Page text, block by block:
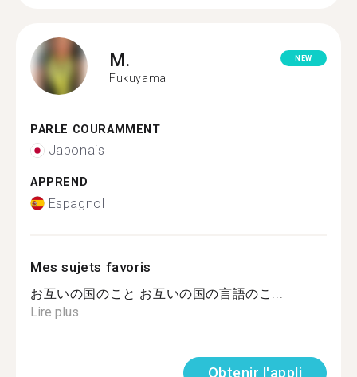
M.
Fukuyama
NEW
PARLE COURAMMENT
Japonais
APPREND
Espagnol
Mes sujets favoris
お互いの国のこと お互いの国の言語のこ...
Lire plus
Obtenir l'appli